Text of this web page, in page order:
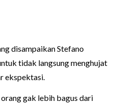
disampaikan Stefano
tidak langsung menghujat
ekspektasi.
gak lebih bagus dari